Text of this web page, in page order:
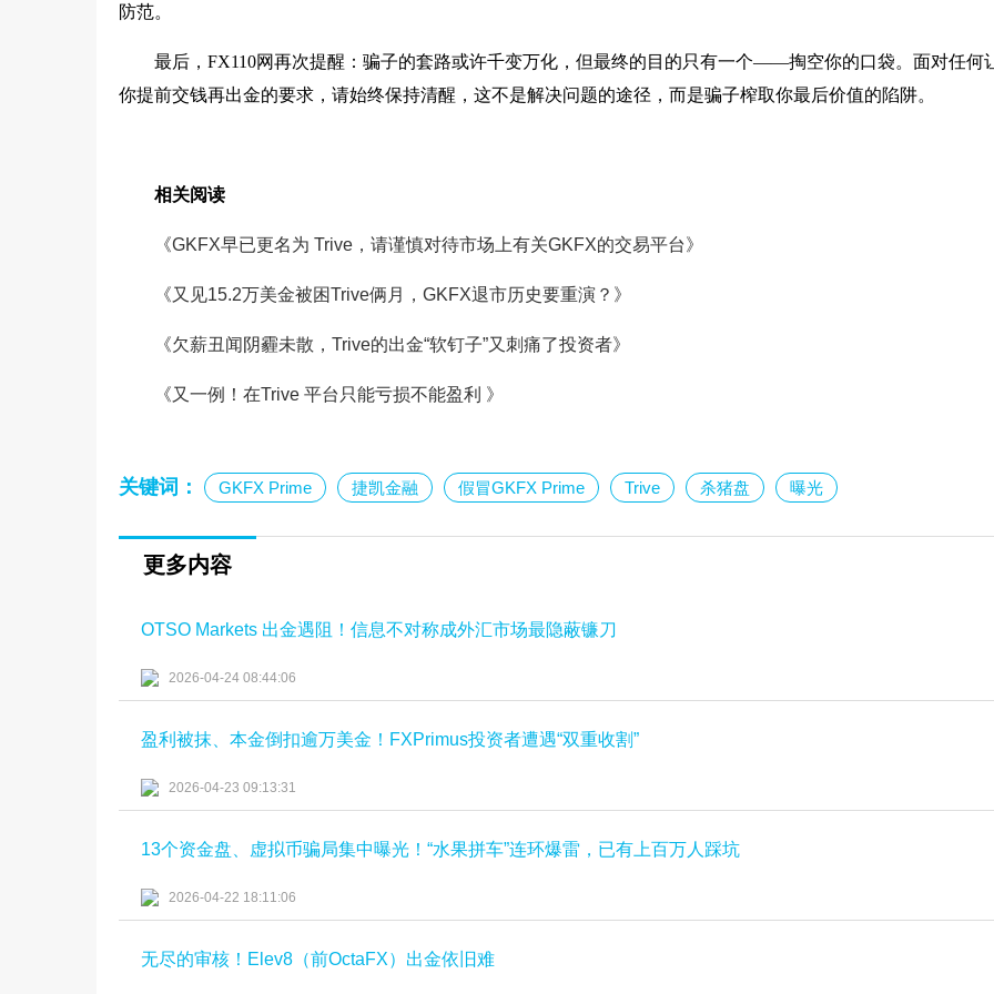
防范。
最后，FX110网再次提醒：骗子的套路或许千变万化，但最终的目的只有一个——掏空你的口袋。面对任何
你提前交钱再出金的要求，请始终保持清醒，这不是解决问题的途径，而是骗子榨取你最后价值的陷阱。
相关阅读
《GKFX早已更名为 Trive，请谨慎对待市场上有关GKFX的交易平台》
《又见15.2万美金被困Trive俩月，GKFX退市历史要重演？》
《欠薪丑闻阴霾未散，Trive的出金“软钉子”又刺痛了投资者》
《又一例！在Trive 平台只能亏损不能盈利 》
关键词： GKFX Prime 捷凯金融 假冒GKFX Prime Trive 杀猪盘 曝光
更多内容
OTSO Markets 出金遇阻！信息不对称成外汇市场最隐蔽镰刀
2026-04-24 08:44:06
盈利被抹、本金倒扣逾万美金！FXPrimus投资者遭遇“双重收割”
2026-04-23 09:13:31
13个资金盘、虚拟币骗局集中曝光！“水果拼车”连环爆雷，已有上百万人踩坑
2026-04-22 18:11:06
无尽的审核！Elev8（前OctaFX）出金依旧难